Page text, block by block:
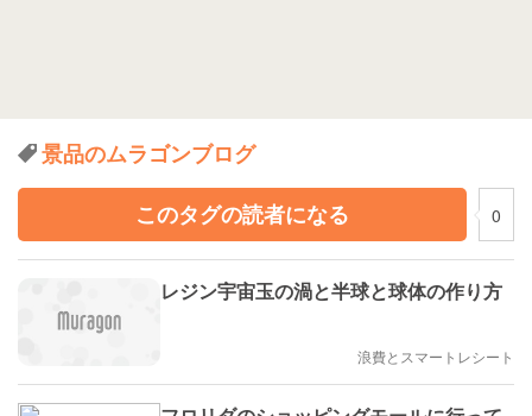
景品のムラゴンブログ
このタグの読者になる
0
レジン宇宙玉の渦と半球と球体の作り方
浪費とスマートレシート